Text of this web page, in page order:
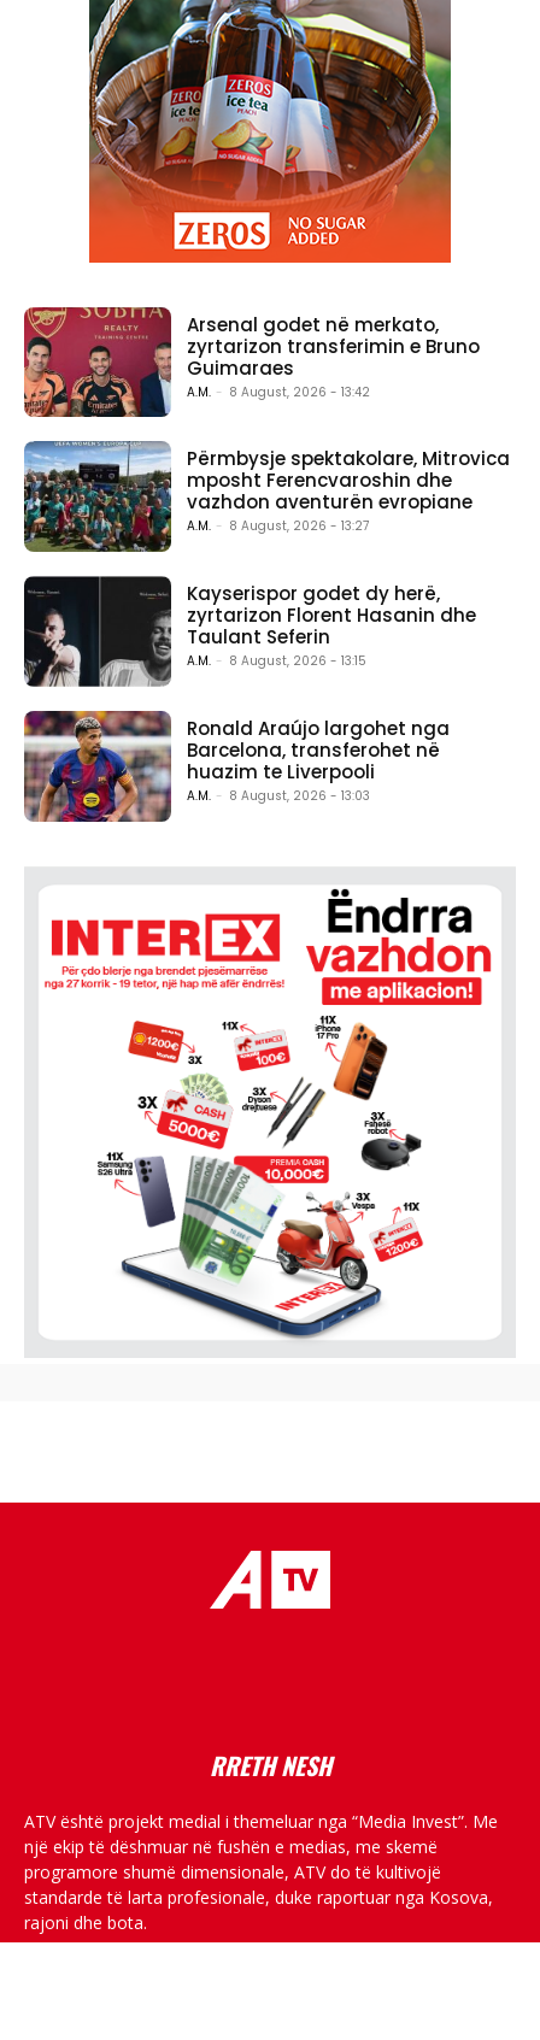
Arsenal godet në merkato,
zyrtarizon transferimin e Bruno
Guimaraes
A.M. - 8 August, 2026 - 13:42
Përmbysje spektakolare, Mitrovica
mposht Ferencvaroshin dhe
vazhdon aventurën evropiane
A.M. - 8 August, 2026 - 13:27
Kayserispor godet dy herë,
zyrtarizon Florent Hasanin dhe
Taulant Seferin
A.M. - 8 August, 2026 - 13:15
Ronald Araújo largohet nga
Barcelona, transferohet në
huazim te Liverpooli
A.M. - 8 August, 2026 - 13:03
RRETH NESH
ATV është projekt medial i themeluar nga “Media Invest”. Me
një ekip të dëshmuar në fushën e medias, me skemë
programore shumë dimensionale, ATV do të kultivojë
standarde të larta profesionale, duke raportuar nga Kosova,
rajoni dhe bota.